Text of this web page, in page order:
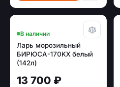
В наличии
Ларь морозильный
БИРЮСА-170KX белый
(142л)
13 700 ₽